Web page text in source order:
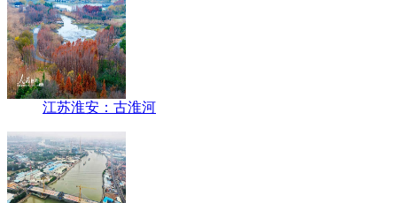
江苏淮安：古淮河